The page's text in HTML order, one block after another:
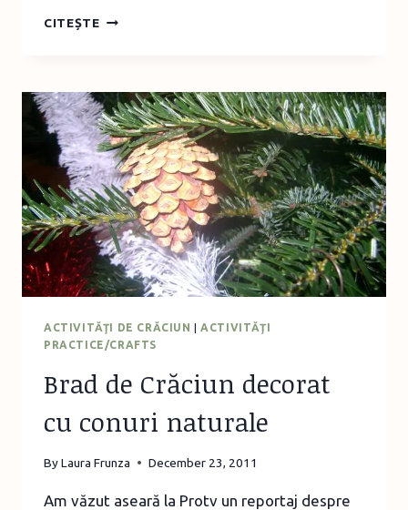
CITEȘTETABLOU
CRĂCIUN
REALIZAT
DIN
CAPACE
DE
PLASTIC
ACTIVITĂŢI DE CRĂCIUN |ACTIVITĂŢI
PRACTICE/CRAFTS
Brad de Crăciun decorat
cu conuri naturale
ByLaura Frunza December 23, 2011
Am văzut aseară la Protv un reportaj despre